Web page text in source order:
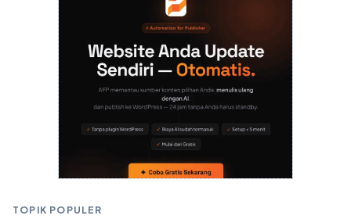
TOPIK POPULER